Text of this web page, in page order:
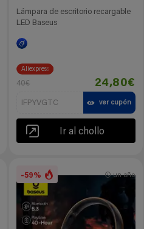
Lámpara de escritorio recargable
LED Baseus
Aliexpress
40€ 24,80€
IFPYVGTC ver cupón
Ir al chollo
-59% un año